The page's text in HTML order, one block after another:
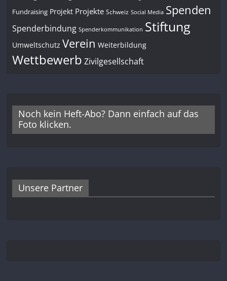
Fundraising Projekt Projekte Schweiz Social Media Spenden
Spenderbindung Spenderkommunikation Stiftung
Umweltschutz Verein Weiterbildung
Wettbewerb Zivilgesellschaft
Noch kein Heft-Abo? Dann einfach auf das
Foto klicken.
Unsere Partner